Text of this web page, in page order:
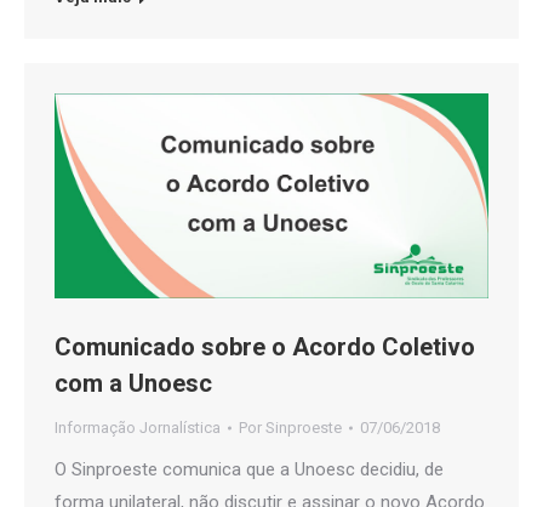
Comunicado sobre o Acordo Coletivo
com a Unoesc
Informação Jornalística Por Sinproeste 07/06/2018
O Sinproeste comunica que a Unoesc decidiu, de
forma unilateral, não discutir e assinar o novo Acordo